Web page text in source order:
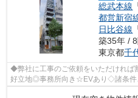
総武本線
都営新宿
日比谷線
築35年 /
東京都千
◆弊社に工事のご依頼をいただけれ
好立地◎事務所向き☆EVあり◇諸条件